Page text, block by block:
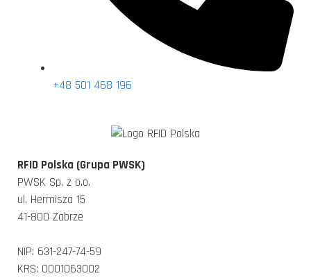
+48 501 468 196
RFID Polska (Grupa PWSK)
PWSK Sp. z o.o.
ul. Hermisza 15
41-800 Zabrze
NIP: 631-247-74-59
KRS: 0001063002